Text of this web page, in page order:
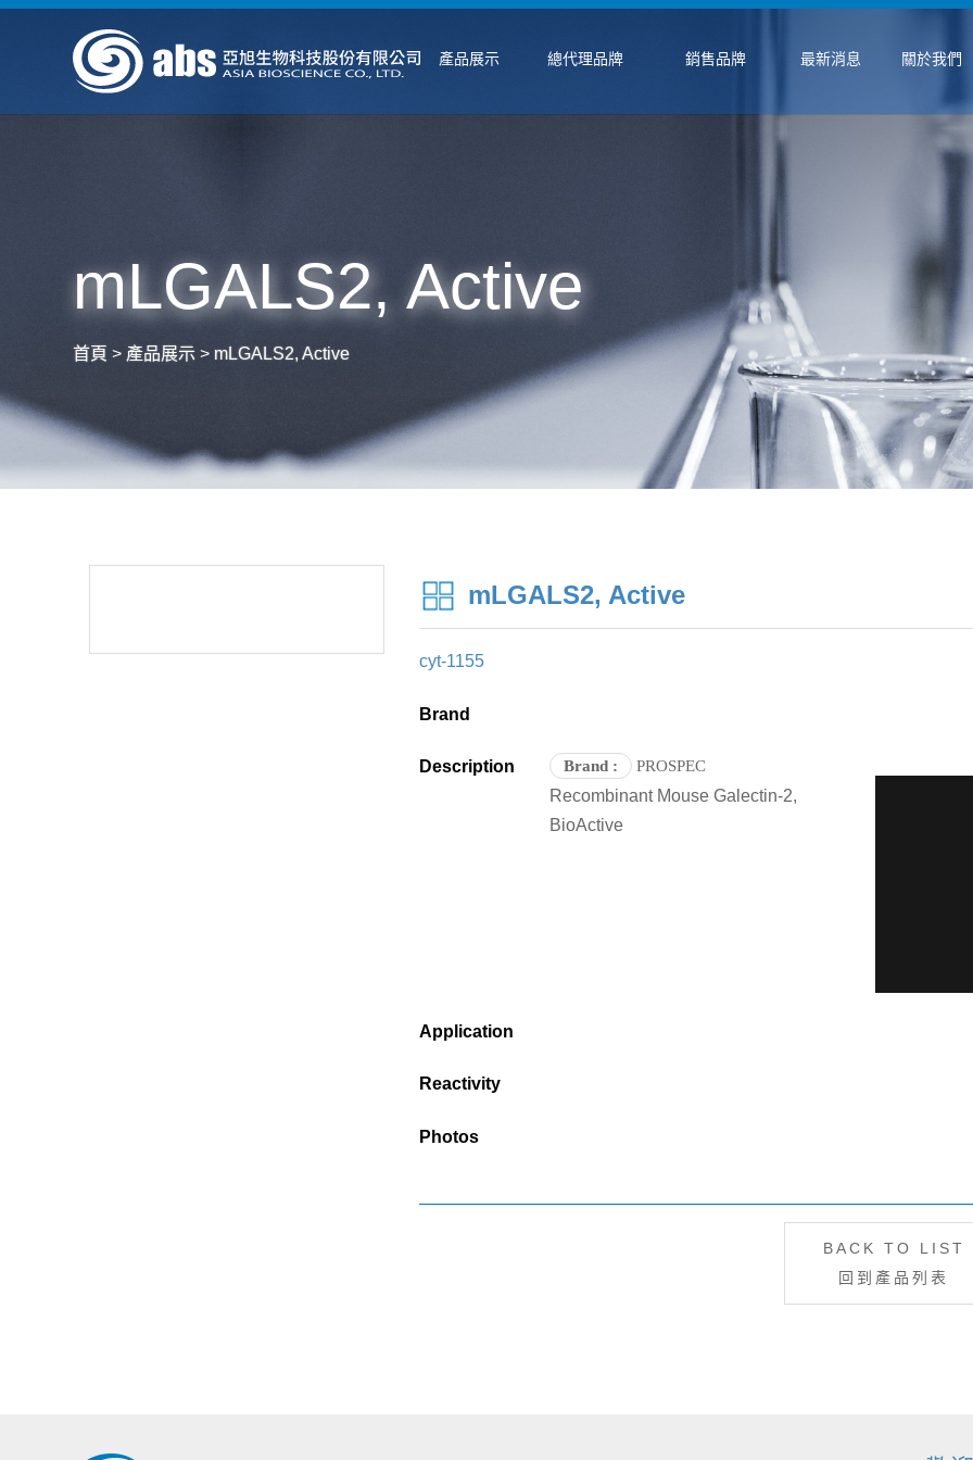
產品展示 總代理品牌 銷售品牌 最新消息 關於我們
mLGALS2, Active
首頁 > 產品展示 > mLGALS2, Active
mLGALS2, Active
cyt-1155
Brand
Description Brand: PROSPEC
Recombinant Mouse Galectin-2,
BioActive
Application
Reactivity
Photos
BACK TO LIST
回到產品列表